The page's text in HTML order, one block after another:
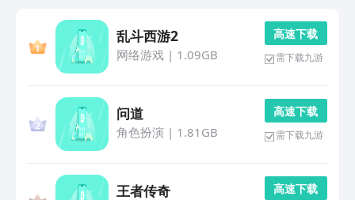
乱斗西游2
网络游戏| 1.09GB
高 速 下 载
需下载九游
问道
角色扮演 | 1.81GB
高 速 下 载
需下载九游
王者传奇 高 速 下 载